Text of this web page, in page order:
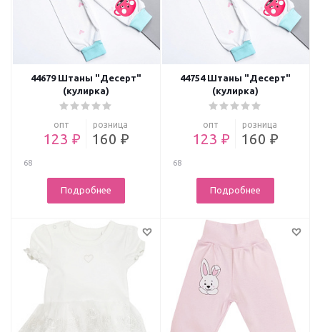
44679 Штаны "Десерт"
(кулирка)
опт
123 ₽
розница
160 ₽
68
Подробнее
44754 Штаны "Десерт"
(кулирка)
опт
123 ₽
розница
160 ₽
68
Подробнее